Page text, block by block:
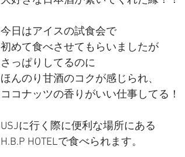
今日はアイスの試食会で
初めて食べさせてもらいましたが
さっぱりしてるのに
ほんのり甘酒のコクが感じられ、
ココナッツの香りがいい仕事してる！
USJに行く際に便利な場所にある
H.B.P HOTELで食べられます。